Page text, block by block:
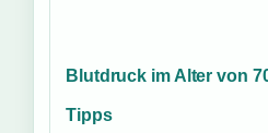
Blutdruck im Alter von
Tipps